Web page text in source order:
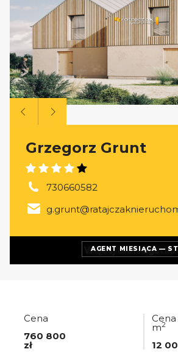
AGENT MIESIĄCA —
Grzegorz Grunt
730660582
Więcej ofertagenta
Cena
760 800
zł
Cena
m2
12